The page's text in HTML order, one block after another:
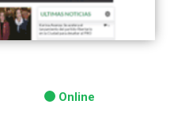
Online